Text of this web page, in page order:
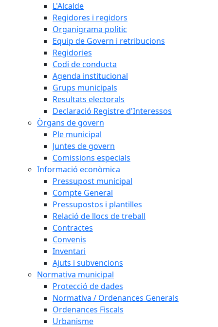
L'Alcalde
Regidores i regidors
Organigrama polític
Equip de Govern i retribucions
Regidories
Codi de conducta
Agenda institucional
Grups municipals
Resultats electorals
Declaració Registre d'Interessos
Òrgans de govern
Ple municipal
Juntes de govern
Comissions especials
Informació econòmica
Pressupost municipal
Compte General
Pressupostos i plantilles
Relació de llocs de treball
Contractes
Convenis
Inventari
Ajuts i subvencions
Normativa municipal
Protecció de dades
Normativa / Ordenances Generals
Ordenances Fiscals
Urbanisme